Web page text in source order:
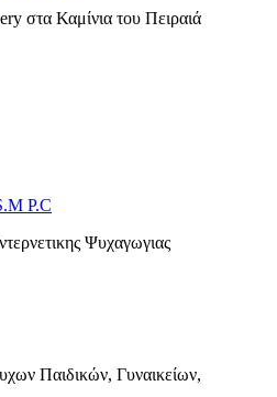
στα Καμίνια του Πειραιά
P.C
Ψυχαγωγιας
Παιδικών, Γυναικείων,